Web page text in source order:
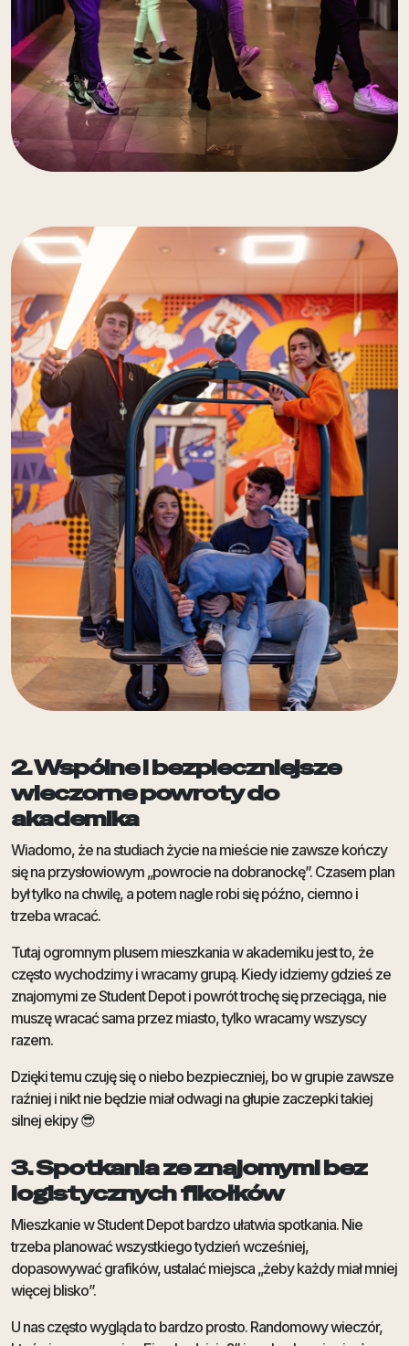
2. Wspólne i bezpieczniejsze
wieczorne powroty do
akademika
Wiadomo, że na studiach życie na mieście nie zawsze kończy
się na przysłowiowym „powrocie na dobranockę”. Czasem plan
był tylko na chwilę, a potem nagle robi się późno, ciemno i
trzeba wracać.
Tutaj ogromnym plusem mieszkania w akademiku jest to, że
często wychodzimy i wracamy grupą. Kiedy idziemy gdzieś ze
znajomymi ze Student Depot i powrót trochę się przeciąga, nie
muszę wracać sama przez miasto, tylko wracamy wszyscy
razem.
Dzięki temu czuję się o niebo bezpieczniej, bo w grupie zawsze
raźniej i nikt nie będzie miał odwagi na głupie zaczepki takiej
silnej ekipy 😎
3. Spotkania ze znajomymi bez
logistycznych fikołków
Mieszkanie w Student Depot bardzo ułatwia spotkania. Nie
trzeba planować wszystkiego tydzień wcześniej,
dopasowywać grafików, ustalać miejsca „żeby każdy miał mniej
więcej blisko”.
U nas często wygląda to bardzo prosto. Randomowy wieczór,